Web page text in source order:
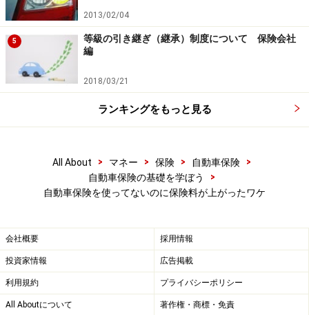
2013/02/04
5
等級の引き継ぎ（継承）制度について 保険会社
編
2018/03/21
ランキングをもっと見る
All About > マネー > 保険 > 自動車保険
>
自動車保険の基礎を学ぼう
>
自動車保険を使ってないのに保険料が上がったワケ
会社概要 採用情報
投資家情報 広告掲載
利用規約 プライバシーポリシー
All Aboutについて 著作権・商標・免責